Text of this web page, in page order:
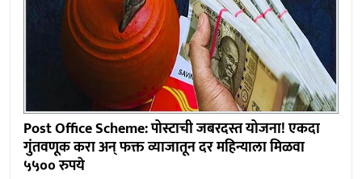
Post Office Scheme: पोस्टाची जबरदस्त योजना! एकदा
गुंतवणूक करा अन् फक्त व्याजातून दर महिन्याला मिळवा
५५०० रुपये